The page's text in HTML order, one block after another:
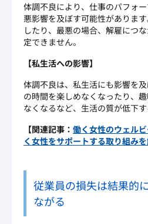
体調不良により、仕事のパフォ
悪影響を及ぼす可能性がありま
したり、最悪の場合、解雇につ
定できません。
【私生活への影響】
体調不良は、私生活にも影響を
の時間を楽しめなくなったり、
なくなるなど、生活の質が低下す
【関連記事： 働く女性のウェル
く女性をサポートする取り組み
従業員の損失は結果的
ながる